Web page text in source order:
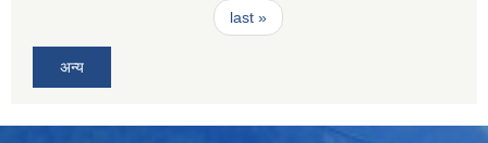
last »
अन्य